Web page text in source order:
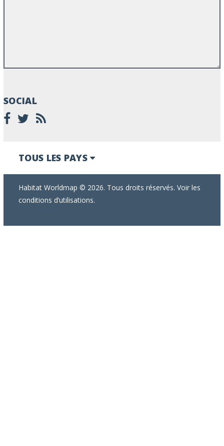
SOCIAL
TOUS LES PAYS
Habitat Worldmap © 2026. Tous droits réservés. Voir les
conditions d’utilisations.